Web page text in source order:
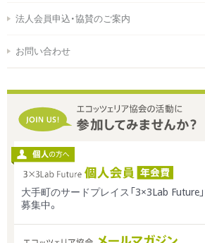
法人会員申込・協賛のご案内
お問い合わせ
大手町のサードプレイス「3×3Lab Future
募集中。